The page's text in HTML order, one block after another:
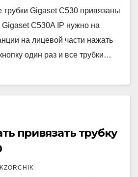
трубки Gigaset C530 привязаны
Gigaset C530A IP нужно на
на лицевой части нажать
один раз и все трубки…
привязать трубку